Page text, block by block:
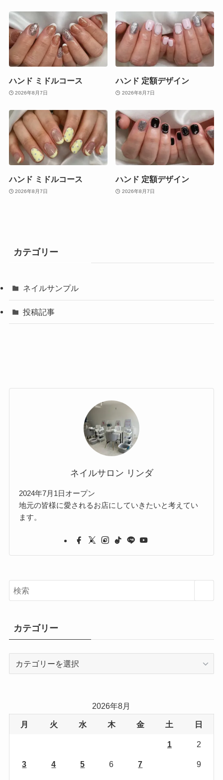
ハンド ミドルコース
2026年8月7日
ハンド 定額デザイン
2026年8月7日
ハンド ミドルコース
2026年8月7日
ハンド 定額デザイン
2026年8月7日
カテゴリー
ネイルサンプル
投稿記事
ネイルサロン リンダ
2024年7月1日オープン
地元の皆様に愛されるお店にしていきたいと考えてい
ます。
カテゴリー
2026年8月
月 火 水 木 金 土 日
1 2
3 4 5 6 7 9